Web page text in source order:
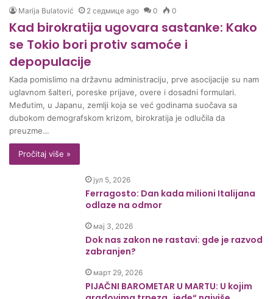
Marija Bulatović 2 седмице ago 0 0
Kad birokratija ugovara sastanke: Kako
se Tokio bori protiv samoće i
depopulacije
Kada pomislimo na državnu administraciju, prve asocijacije su nam
uglavnom šalteri, poreske prijave, overe i dosadni formulari.
Međutim, u Japanu, zemlji koja se već godinama suočava sa
dubokom demografskom krizom, birokratija je odlučila da
preuzme…
Pročitaj više »
јул 5, 2026
Ferragosto: Dan kada milioni Italijana
odlaze na odmor
мај 3, 2026
Dok nas zakon ne rastavi: gde je razvod
zabranjen?
март 29, 2026
PIJAČNI BAROMETAR U MARTU: U kojim